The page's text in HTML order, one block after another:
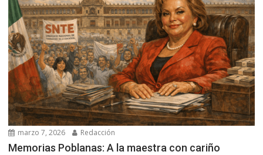
marzo 7, 2026 Redacción
Memorias Poblanas: A la maestra con cariño